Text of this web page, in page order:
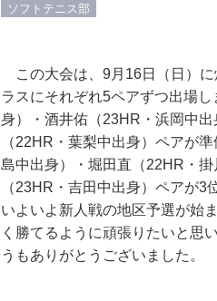
ソフトテニス部
この大会は、9月16日（日）に
ラスにそれぞれ5ペアずつ出場
身）・酒井佑（23HR・浜岡中
（22HR・葉梨中出身）ペアが
島中出身）・堀田直（22HR・
（23HR・吉田中出身）ペアが3
いよいよ新人戦の地区予選が始
く勝てるように頑張りたいと思
うもありがとうございました。